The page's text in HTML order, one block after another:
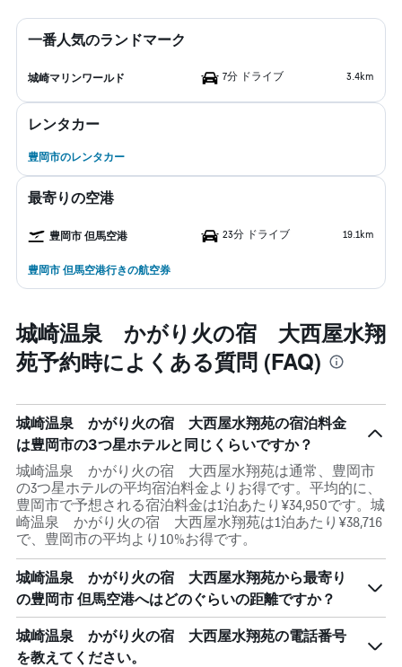
一番人気のランドマーク
城崎マリンワールド 7分 ドライブ 3.4km
レンタカー
豊岡市のレンタカー
最寄りの空港
豊岡市 但馬空港 23分 ドライブ 19.1km
豊岡市 但馬空港行きの航空券
城崎温泉 かがり火の宿 大西屋水翔
苑予約時によくある質問 (FAQ)
城崎温泉 かがり火の宿 大西屋水翔苑の宿泊料金
は豊岡市の3つ星ホテルと同じくらいですか？
城崎温泉 かがり火の宿 大西屋水翔苑は通常、豊岡市
の3つ星ホテルの平均宿泊料金よりお得です。平均的に、
豊岡市で予想される宿泊料金は1泊あたり¥34,950です。城
崎温泉 かがり火の宿 大西屋水翔苑は1泊あたり¥38,716
で、豊岡市の平均より10%お得です。
城崎温泉 かがり火の宿 大西屋水翔苑から最寄り
の豊岡市 但馬空港へはどのぐらいの距離ですか？
城崎温泉 かがり火の宿 大西屋水翔苑の電話番号
を教えてください。